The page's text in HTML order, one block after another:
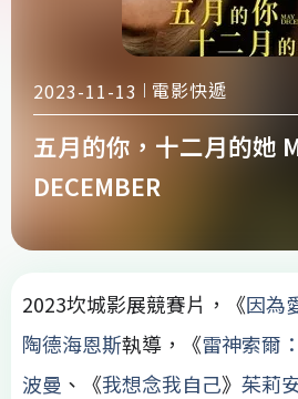
2023-11-13 電影快遞
五月的你，十二月的她
DECEMBER
2023坎城影展競賽片，《因為
陶德海恩斯執導，《雷神索爾
波曼 、《我想念我自己》 茱莉